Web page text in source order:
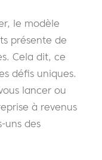
le modèle
présente de
Cela dit, ce
défis uniques.
lancer ou
à revenus
uns des